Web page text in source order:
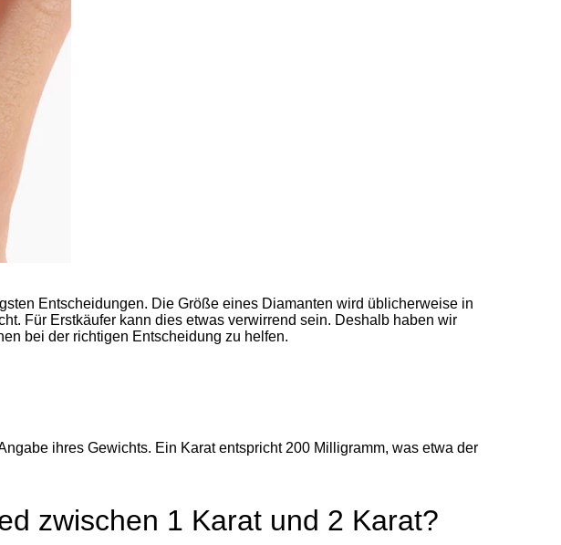
Entscheidungen. Die Größe eines Diamanten wird üblicherweise in
Für Erstkäufer kann dies etwas verwirrend sein. Deshalb haben wir
bei der richtigen Entscheidung zu helfen.
ihres Gewichts. Ein Karat entspricht 200 Milligramm, was etwa der
zwischen 1 Karat und 2 Karat?